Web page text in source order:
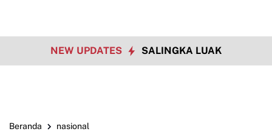
NEW UPDATES SALINGKA LUAK
Beranda nasional